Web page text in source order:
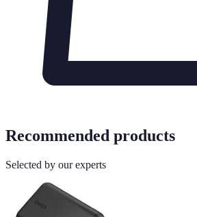
Recommended products
Selected by our experts